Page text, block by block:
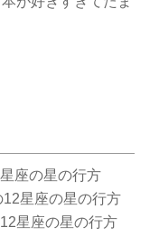
座の星の行方
星座の星の行方
星座の星の行方